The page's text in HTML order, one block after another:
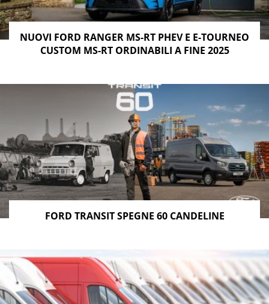
NUOVI FORD RANGER MS-RT PHEV E E-TOURNEO
CUSTOM MS-RT ORDINABILI A FINE 2025
FORD TRANSIT SPEGNE 60 CANDELINE